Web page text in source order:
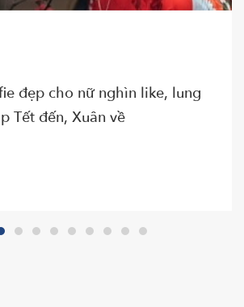
đẹp cho nữ nghìn like, lung
Tết đến, Xuân về